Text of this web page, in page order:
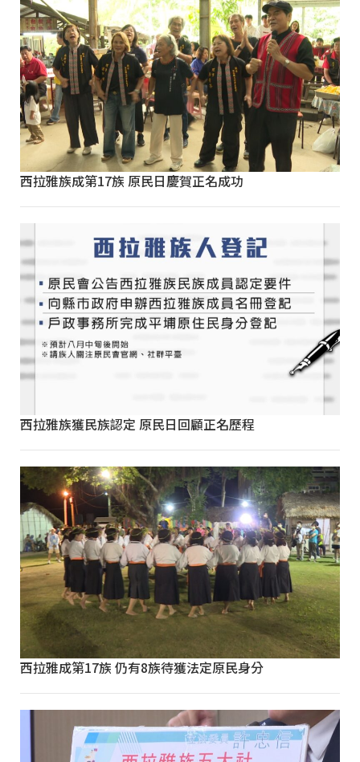
西拉雅族成第17族 原民日慶賀正名成功
西拉雅族獲民族認定 原民日回顧正名歷程
西拉雅成第17族 仍有8族待獲法定原民身分